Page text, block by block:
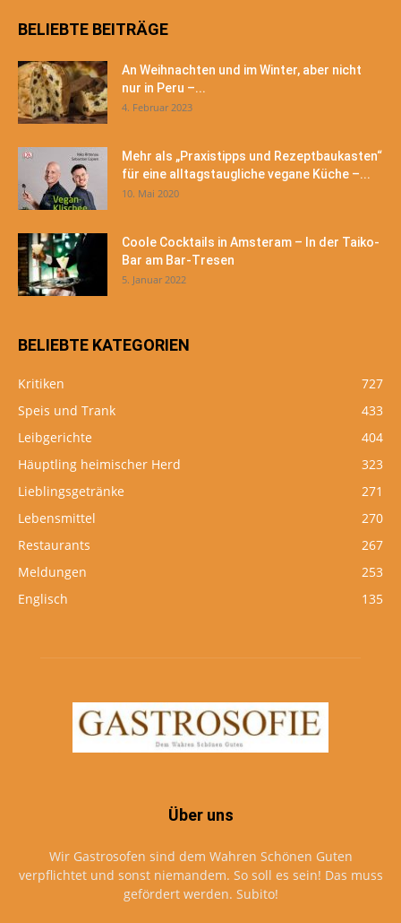
BELIEBTE BEITRÄGE
An Weihnachten und im Winter, aber nicht
nur in Peru –...
4. Februar 2023
Mehr als „Praxistipps und Rezeptbaukasten“
für eine alltagstaugliche vegane Küche –...
10. Mai 2020
Coole Cocktails in Amsteram – In der Taiko-
Bar am Bar-Tresen
5. Januar 2022
BELIEBTE KATEGORIEN
Kritiken
727
Speis und Trank
433
Leibgerichte
404
Häuptling heimischer Herd
323
Lieblingsgetränke
271
Lebensmittel
270
Restaurants
267
Meldungen
253
Englisch
135
Über uns
Wir Gastrosofen sind dem Wahren Schönen Guten
verpflichtet und sonst niemandem. So soll es sein! Das muss
gefördert werden. Subito!